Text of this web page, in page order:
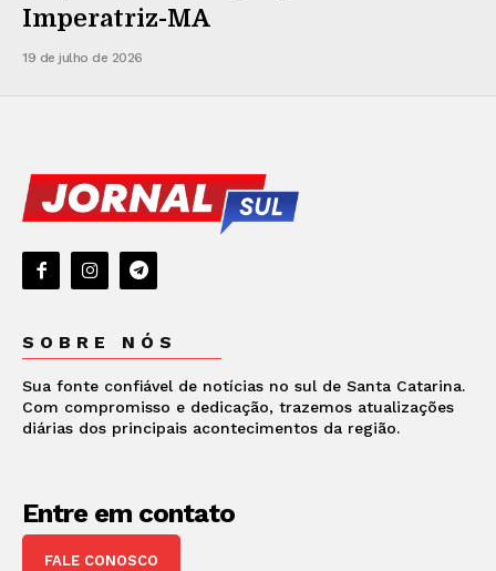
Imperatriz-MA
19 de julho de 2026
SOBRE NÓS
Sua fonte confiável de notícias no sul de Santa Catarina.
Com compromisso e dedicação, trazemos atualizações
diárias dos principais acontecimentos da região.
Entre em contato
FALE CONOSCO